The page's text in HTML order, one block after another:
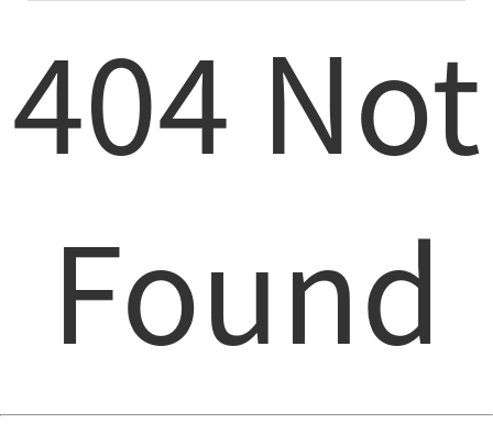
404 Not
Found